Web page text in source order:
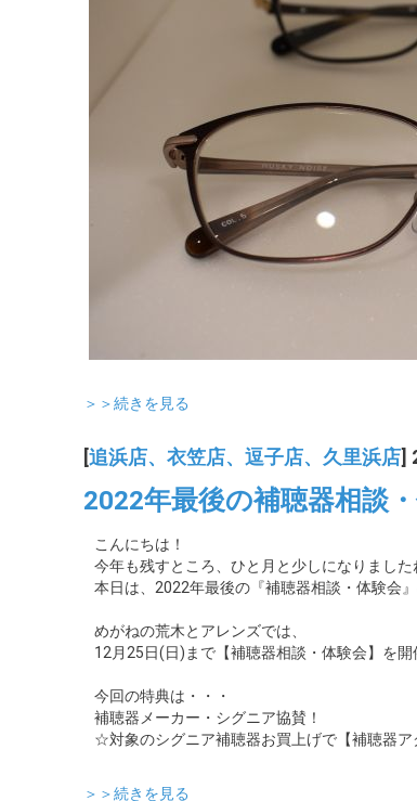
＞＞続きを見る
追浜店、衣笠店、逗子店、久里浜店
2022年最後の補聴器相談
こんにちは！
今年も残すところ、ひと月と少しになりました
本日は、2022年最後の『補聴器相談・体験会
めがねの荒木とアレンズでは、
12月25日(日)まで【補聴器相談・体験会】を開
今回の特典は・・・
補聴器メーカー・シグニア協賛！
☆対象のシグニア補聴器お買上げで【補聴器
＞＞続きを見る